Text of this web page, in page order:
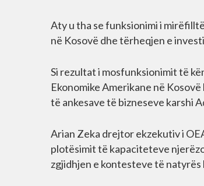
Aty u tha se funksionimi i
në Kosovë dhe tërheqjen e
Si rezultat i mosfunksionimit të
Ekonomike Amerikane në
të ankesave të bizneseve karshi
Arian Zeka drejtor ekzekutiv i
plotësimit të kapaciteteve
zgjidhjen e kontesteve të natyrës